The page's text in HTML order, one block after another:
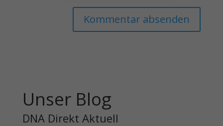
Unser Blog
DNA Direkt Aktuell